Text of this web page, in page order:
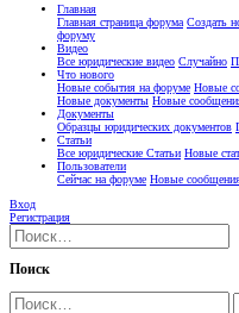
Главная
Главная страница форума Создать
форуму
Видео
Все юридические видео Случайно
Что нового
Новые события на форуме Новые
Новые документы Новые
Документы
Образцы юридических документов
Статьи
Все юридические Статьи Новые
Пользователи
Сейчас на форуме Новые
Вход
Регистрация
Поиск